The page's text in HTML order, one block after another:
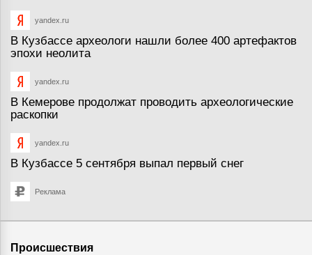
yandex.ru
В Кузбассе археологи нашли более 400 артефактов
эпохи неолита
yandex.ru
В Кемерове продолжат проводить археологические
раскопки
yandex.ru
В Кузбассе 5 сентября выпал первый снег
Реклама
Происшествия